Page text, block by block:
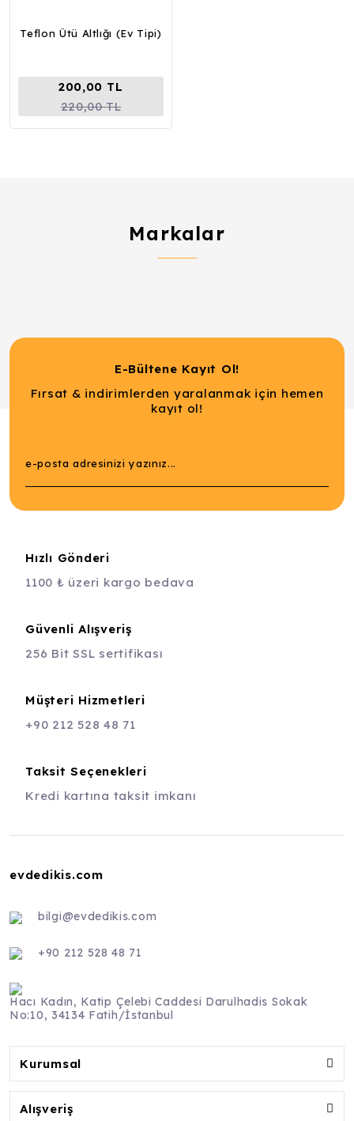
Teflon Ütü Altlığı (Ev Tipi)
200,00 TL
220,00 TL
Markalar
E-Bültene Kayıt Ol!
Fırsat & indirimlerden yaralanmak için hemen
kayıt ol!
Hızlı Gönderi
1100 ₺ üzeri kargo bedava
Güvenli Alışveriş
256 Bit SSL sertifikası
Müşteri Hizmetleri
+90 212 528 48 71
Taksit Seçenekleri
Kredi kartına taksit imkanı
evdedikis.com
bilgi@evdedikis.com
+90 212 528 48 71
Hacı Kadın, Katip Çelebi Caddesi Darulhadis Sokak
No:10, 34134 Fatih/İstanbul
Kurumsal
Alışveriş